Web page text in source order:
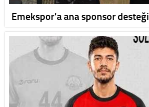
Emekspor’a ana sponsor desteği